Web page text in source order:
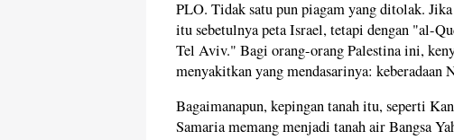
PLO. Tidak satu pun piagam yang ditolak.
itu sebetulnya peta Israel, tetapi dengan "al-
Tel Aviv." Bagi orang-orang Palestina ini,
menyakitkan yang mendasarinya: keberadaan
Bagaimanapun, kepingan tanah itu, seperti
Samaria memang menjadi tanah air Bangsa